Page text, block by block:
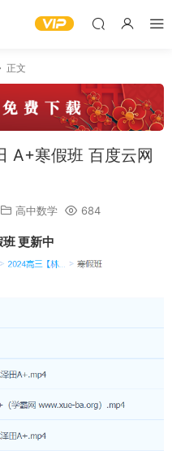
正文
A+寒假班 百度云网
高中数学 684
更新中